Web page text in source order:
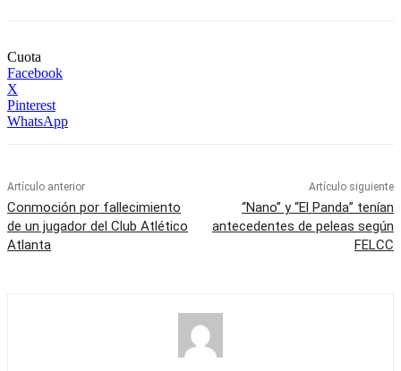
Cuota
Facebook
X
Pinterest
WhatsApp
Artículo anterior
Conmoción por fallecimiento
de un jugador del Club Atlético
Atlanta
Artículo siguiente
“Nano” y “El Panda” tenían
antecedentes de peleas según
FELCC